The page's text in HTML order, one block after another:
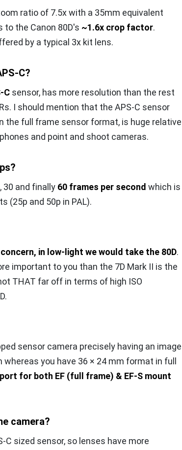
ratio of 7.5x with a 35mm equivalent
to the Canon 80D's ~1.6x crop factor.
by a typical 3x kit lens.
C?
C sensor, has more resolution than the rest
I should mention that the APS-C sensor
the full frame sensor format, is huge relative
and point and shoot cameras.
30 and finally 60 frames per second which is
(25p and 50p in PAL).
in low-light we would take the 80D.
important to you than the 7D Mark II is the
THAT far off in terms of high ISO
sensor camera precisely having an image
you have 36 × 24 mm format in full
for both EF (full frame) & EF-S mount
camera?
C sized sensor, so lenses have more